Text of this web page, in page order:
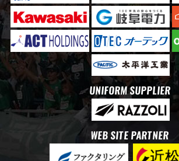
UNIFORM SUPPLIER
WEB SITE PARTNER